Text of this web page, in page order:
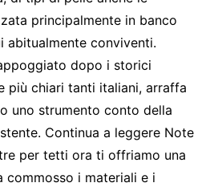
principalmente in banco
abitualmente conviventi.
dopo i storici
più chiari tanti italiani, arraffa
uno strumento conto della
Continua a leggere Note
per tetti ora ti offriamo una
commosso i materiali e i